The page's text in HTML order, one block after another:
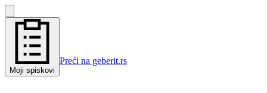
Moji spiskovi
Preći na geberit.rs